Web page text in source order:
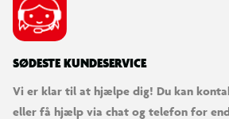
SØDESTE KUNDESERVICE
Vi er klar til at hjælpe dig! Du kan
eller få hjælp via chat og telefon for